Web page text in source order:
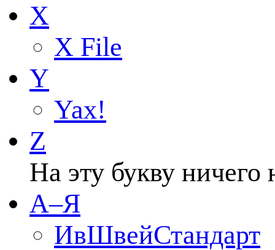
X
X File
Y
Yax!
Z
На эту букву ничего
А–Я
ИвШвейСтандарт